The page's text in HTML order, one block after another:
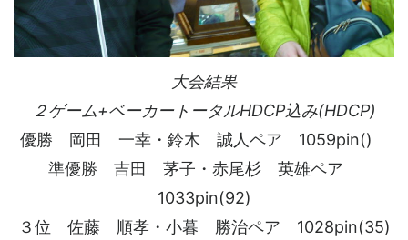
大会結果
２ゲーム+ベーカートータルHDCP込み(HDCP)
優勝 岡田 一幸・鈴木 誠人ペア 1059pin()
準優勝 吉田 茅子・赤尾杉 英雄ペア
1033pin(92)
３位 佐藤 順孝・小暮 勝治ペア 1028pin(35)